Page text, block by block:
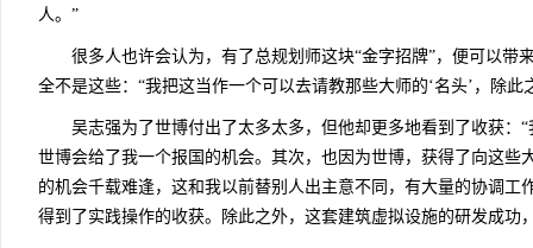
人。”
很多人也许会认为，有了总规划师这块“金字招牌”，便可以带
全不是这些：“我把这当作一个可以去请教那些大师的‘名头’，除此
吴志强为了世博付出了太多太多，但他却更多地看到了收获：“
世博会给了我一个报国的机会。其次，也因为世博，获得了向这些
的机会千载难逢，这和我以前替别人出主意不同，有大量的协调工
得到了实践操作的收获。除此之外，这套建筑虚拟设施的研发成功